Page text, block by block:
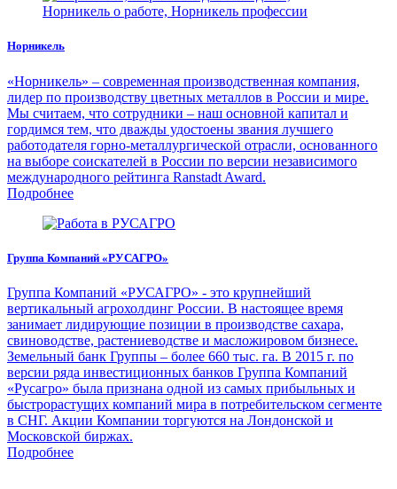
Норникель
«Норникель» – современная производственная компания,
лидер по производству цветных металлов в России и мире.
Мы считаем, что сотрудники – наш основной капитал и
гордимся тем, что дважды удостоены звания лучшего
работодателя горно-металлургической отрасли, основанного
на выборе соискателей в России по версии независимого
международного рейтинга Ranstadt Award.
Подробнее
Группа Компаний «РУСАГРО»
Группа Компаний «РУСАГРО» - это крупнейший
вертикальный агрохолдинг России. В настоящее время
занимает лидирующие позиции в производстве сахара,
свиноводстве, растениеводстве и масложировом бизнесе.
Земельный банк Группы – более 660 тыс. га. В 2015 г. по
версии ряда инвестиционных банков Группа Компаний
«Русагро» была признана одной из самых прибыльных и
быстрорастущих компаний мира в потребительском сегменте
в СНГ. Акции Компании торгуются на Лондонской и
Московской биржах.
Подробнее